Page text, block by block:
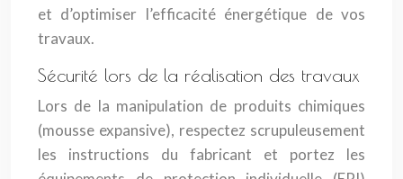
et d’optimiser l’efficacité énergétique de vos
travaux.
Sécurité lors de la réalisation des travaux
Lors de la manipulation de produits chimiques
(mousse expansive), respectez scrupuleusement
les instructions du fabricant et portez les